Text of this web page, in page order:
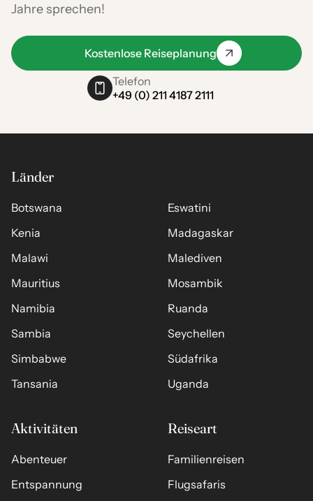
Jahre sprechen!
Kostenlose Reiseplanung
Telefon
+49 (0) 211 4187 2111
Länder
Botswana
Eswatini
Kenia
Madagaskar
Malawi
Malediven
Mauritius
Mosambik
Namibia
Ruanda
Sambia
Seychellen
Simbabwe
Südafrika
Tansania
Uganda
Aktivitäten
Abenteuer
Entspannung
Reiseart
Familienreisen
Flugsafaris